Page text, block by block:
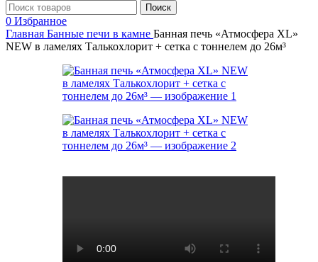
Поиск
0 Избранное
Главная Банные печи в камне Банная печь «Атмосфера XL»
NEW в ламелях Талькохлорит + сетка с тоннелем до 26м³